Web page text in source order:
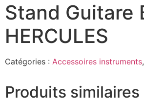
Stand Guitare
HERCULES
Catégories : Accessoires instruments,
Produits similaires